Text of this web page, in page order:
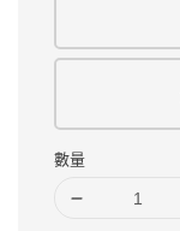
數量